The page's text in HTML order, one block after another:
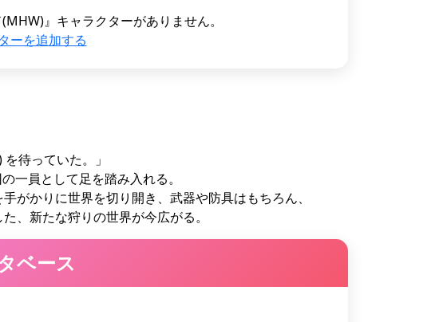
』キャラクターがありません。
ーを追加する
待っていた。」
一員として足を踏み入れる。
がかりに世界を切り開き、武器や防具はもちろん、
、新たな狩りの世界が今広がる。
ベース